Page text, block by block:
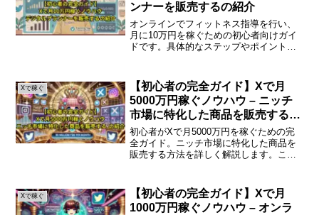
ンナーを販売するの紹介
オンラインでフィットネス指導を行い、
月に10万円を稼ぐための初心者向けガイ
ドです。具体的なステップやポイントを
ンラインフィットネス指導は、インター
ネットを通じて行うトレ...
Xで稼ぐ
【初心者の完全ガイド】Xで月
5000万円稼ぐノウハウ – ニッチ
市場に特化した商品を販売する
の紹介
初心者がXで月5000万円を稼ぐための完
全ガイド。ニッチ市場に特化した商品を
販売する方法を詳しく解説します。これ
市場とは、特定の需要に対して専門的な
商品やサービスを提供...
Xで稼ぐ
【初心者の完全ガイド】Xで月
1000万円稼ぐノウハウ – オンラ